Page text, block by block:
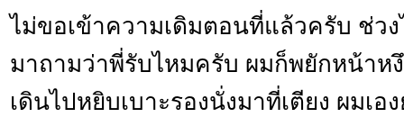
ไม่ขอเข้าความเดิมตอนที่แล้วครับ ช่ว
มาถามว่าพี่รับไหมครับ ผมก็พยักหน้าห
เดินไปหยิบเบาะรองนั่งมาที่เตียง ผมเอ